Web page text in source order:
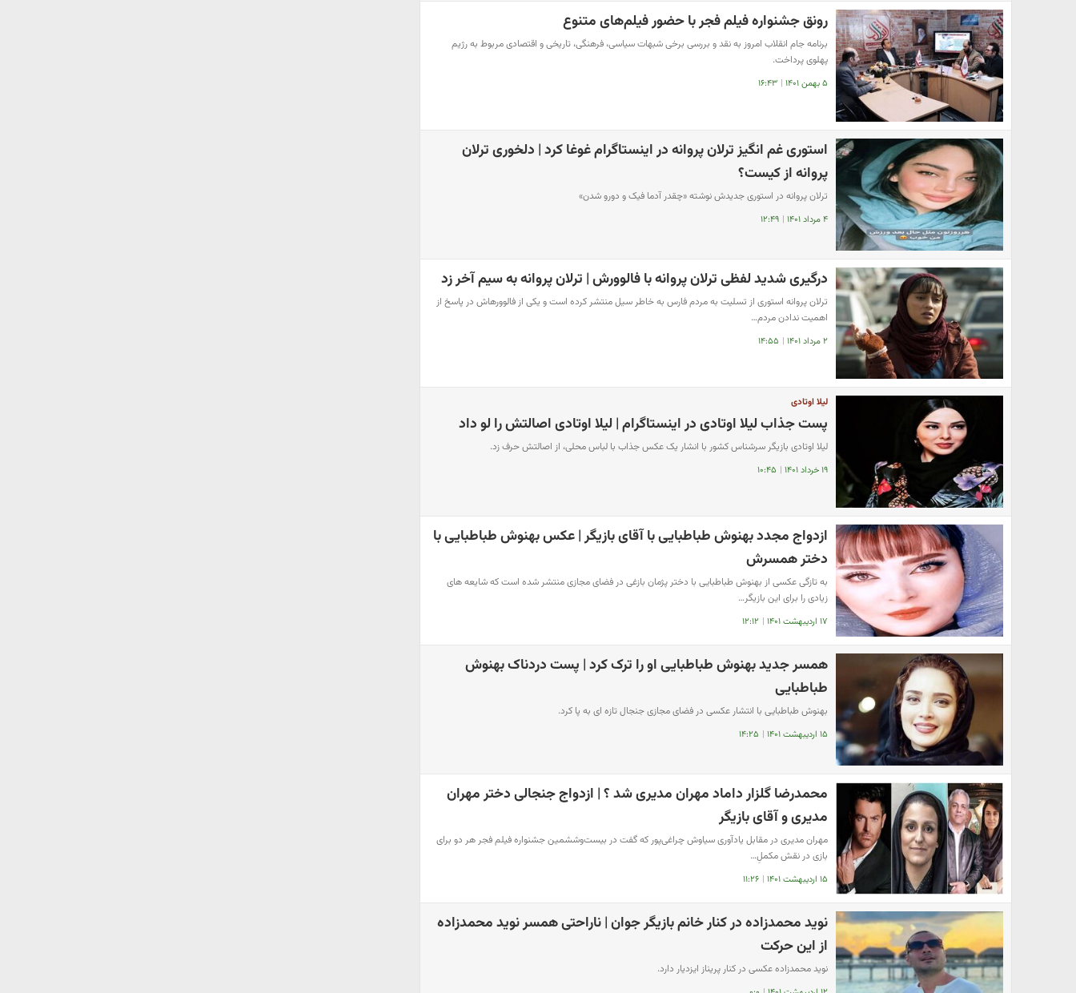
رونق جشنواره فیلم فجر با حضور فیلم‌های متنوع
برنامه جام انقلاب امروز به نقد و بررسی برخی شبهات سیاسی، فرهنگی، تاریخی و اقتصادی مربوط به رژیم
پهلوی پرداخت.
۵ بهمن ۱۴۰۱ | ۱۶:۴۳
استوری غم انگیز ترلان پروانه در اینستاگرام غوغا کرد | دلخوری ترلان
پروانه از کیست؟
ترلان پروانه در استوری جدیدش نوشته «چقدر آدما فیک و دورو شدن»
۴ مرداد ۱۴۰۱ | ۱۲:۴۹
درگیری شدید لفظی ترلان پروانه با فالوورش | ترلان پروانه به سیم آخر زد
ترلان پروانه استوری از تسلیت به مردم فارس به خاطر سیل منتشر کرده است و یکی از فالوورهاش در پاسخ از
اهمیت ندادن مردم…
۲ مرداد ۱۴۰۱ | ۱۴:۵۵
لیلا اوتادی
پست جذاب لیلا اوتادی در اینستاگرام | لیلا اوتادی اصالتش را لو داد
لیلا اوتادی بازیگر سرشناس کشور با انشار یک عکس جذاب با لباس محلی، از اصالتش حرف زد.
۱۹ خرداد ۱۴۰۱ | ۱۰:۴۵
ازدواج مجدد بهنوش طباطبایی با آقای بازیگر | عکس بهنوش طباطبایی با
دختر همسرش
به تازگی عکسی از بهنوش طباطبایی با دختر پژمان بازغی در فضای مجازی منتشر شده است که شایعه های
زیادی را برای این بازیگر…
۱۷ اردیبهشت ۱۴۰۱ | ۱۲:۱۲
​همسر جدید بهنوش طباطبایی او را ترک کرد | پست دردناک بهنوش
طباطبایی
بهنوش طباطبایی با انتشار عکسی در فضای مجازی جنجال تازه ای به پا کرد.
۱۵ اردیبهشت ۱۴۰۱ | ۱۴:۲۵
​محمدرضا گلزار داماد مهران مدیری شد ؟ | ازدواج جنجالی دختر مهران
مدیری و آقای بازیگر
مهران مدیری در مقابل یادآوری سیاوش چراغی‌پور که گفت در بیست‌وششمین جشنواره فیلم فجر هر دو برای
بازی در نقش مکملِ…
۱۵ اردیبهشت ۱۴۰۱ | ۱۱:۲۶
نوید محمدزاده در کنار خانم بازیگر جوان | ناراحتی همسر نوید محمدزاده
از این حرکت
نوید محمدزاده عکسی در کنار پریناز ایزدیار دارد.